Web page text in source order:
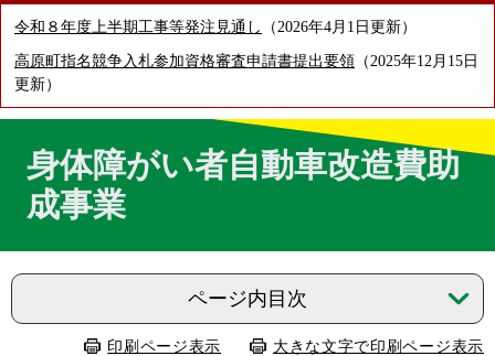
令和８年度上半期工事等発注見通し 2026年4月1日更新
高原町指名競争入札参加資格審査申請書提出要領
2025年12月15日
更新
身体障がい者自動車改造費助
成事業
ページ内目次
印刷ページ表示
大きな文字で印刷ページ表示